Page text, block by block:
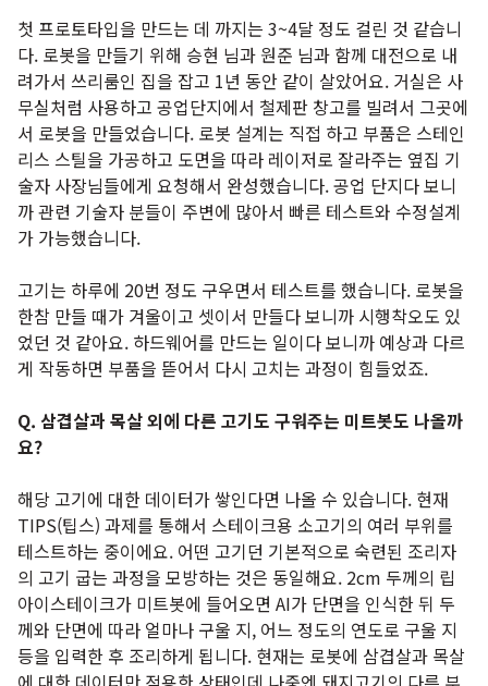
첫 프로토타입을 만드는 데 까지는 3~4달 정도 걸린 것 같습니
다. 로봇을 만들기 위해 승현 님과 원준 님과 함께 대전으로 내
려가서 쓰리룸인 집을 잡고 1년 동안 같이 살았어요. 거실은 사
무실처럼 사용하고 공업단지에서 철제판 창고를 빌려서 그곳에
서 로봇을 만들었습니다. 로봇 설계는 직접 하고 부품은 스테인
리스 스틸을 가공하고 도면을 따라 레이저로 잘라주는 옆집 기
술자 사장님들에게 요청해서 완성했습니다. 공업 단지다 보니
까 관련 기술자 분들이 주변에 많아서 빠른 테스트와 수정설계
가 가능했습니다.
고기는 하루에 20번 정도 구우면서 테스트를 했습니다. 로봇을
한참 만들 때가 겨울이고 셋이서 만들다 보니까 시행착오도 있
었던 것 같아요. 하드웨어를 만드는 일이다 보니까 예상과 다르
게 작동하면 부품을 뜯어서 다시 고치는 과정이 힘들었죠.
Q. 삼겹살과 목살 외에 다른 고기도 구워주는 미트봇도 나올까
요?
해당 고기에 대한 데이터가 쌓인다면 나올 수 있습니다. 현재
TIPS(팁스) 과제를 통해서 스테이크용 소고기의 여러 부위를
테스트하는 중이에요. 어떤 고기던 기본적으로 숙련된 조리자
의 고기 굽는 과정을 모방하는 것은 동일해요. 2cm 두께의 립
아이스테이크가 미트봇에 들어오면 AI가 단면을 인식한 뒤 두
께와 단면에 따라 얼마나 구울 지, 어느 정도의 연도로 구울 지
등을 입력한 후 조리하게 됩니다. 현재는 로봇에 삼겹살과 목살